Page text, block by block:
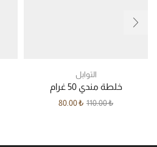
التوابل
خلطة مندي 50 غرام
110.00₺
80.00₺